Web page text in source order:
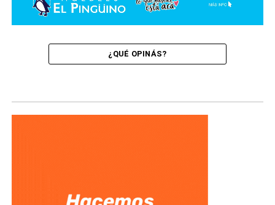
¿QUÉ OPINÁS?